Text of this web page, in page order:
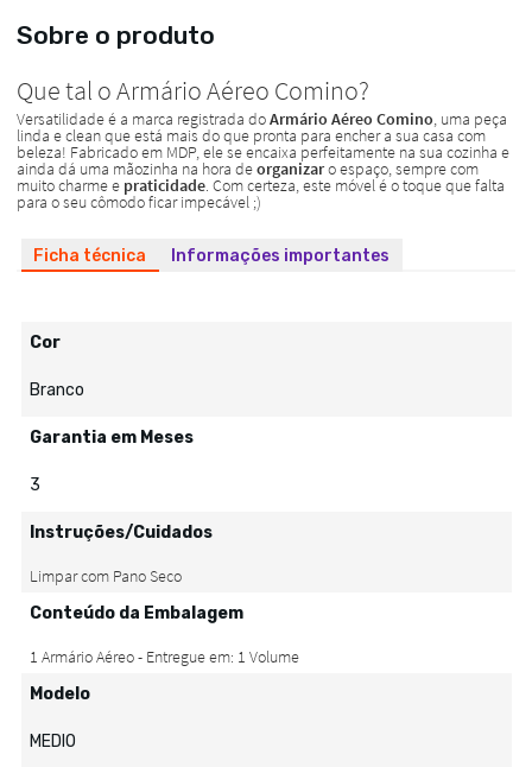
Sobre o produto
Ficha técnica Informações importantes
Cor
Branco
Garantia em Meses
3
Instruções/Cuidados
Conteúdo da Embalagem
Modelo
MEDIO